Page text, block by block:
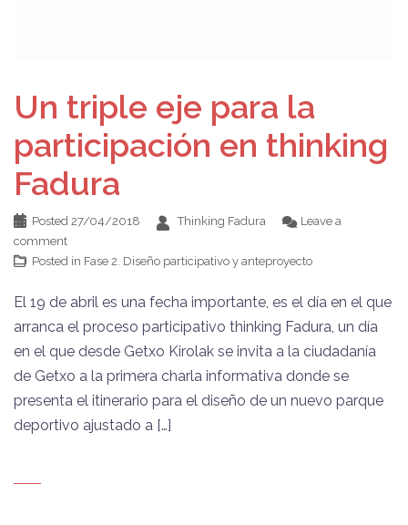
Un triple eje para la
participación en thinking
Fadura
Posted 27/04/2018 Thinking Fadura
Leave a
comment
Posted in Fase 2. Diseño participativo y anteproyecto
El 19 de abril es una fecha importante, es el día en el que
arranca el proceso participativo thinking Fadura, un día
en el que desde Getxo Kirolak se invita a la ciudadanía
de Getxo a la primera charla informativa donde se
presenta el itinerario para el diseño de un nuevo parque
deportivo ajustado a […]